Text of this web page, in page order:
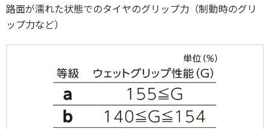
路面が濡れた状態でのタイヤのグリップ力（制動時のグリ
ップ力など）